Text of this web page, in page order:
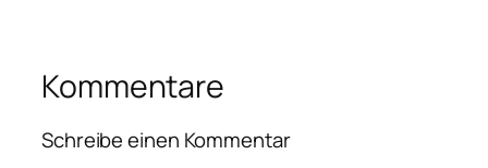
Kommentare
Schreibe einen Kommentar